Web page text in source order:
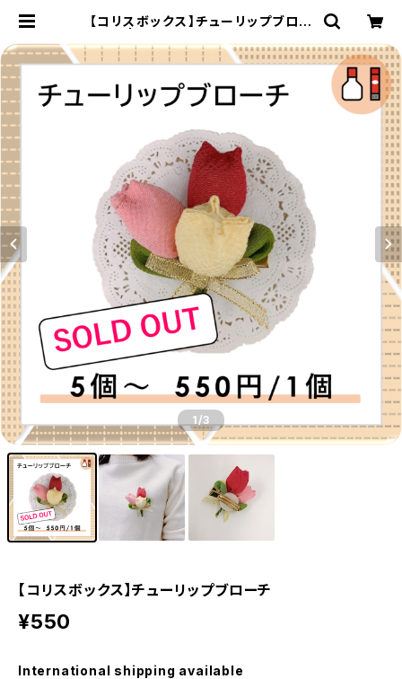
【コリスボックス】チューリップブロー
1 /3
【コリスボックス】チューリップブローチ
¥550
International shipping available